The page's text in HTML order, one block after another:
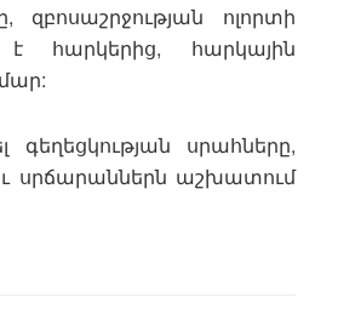
ոլորտի
հարկերից, հարկային
սրահները,
սրճարաններն աշխատում